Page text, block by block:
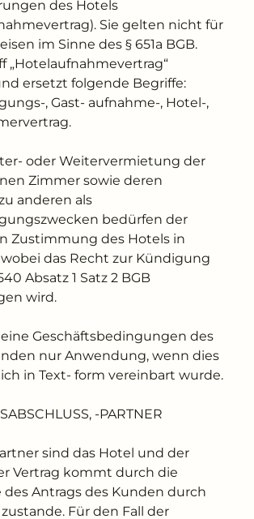
des Hotels
Sie gelten nicht für
im Sinne des § 651a BGB.
„Hotelaufnahmevertrag“
ersetzt folgende Begriffe:
, Gast- aufnahme-, Hotel-,
oder Weitervermietung der
Zimmer sowie deren
anderen als
bedürfen der
Zustimmung des Hotels in
das Recht zur Kündigung
Absatz 1 Satz 2 BGB
wird.
Geschäftsbedingungen des
nur Anwendung, wenn dies
in Text- form vereinbart wurde.
-PARTNER
sind das Hotel und der
Vertrag kommt durch die
Antrags des Kunden durch
Für den Fall der